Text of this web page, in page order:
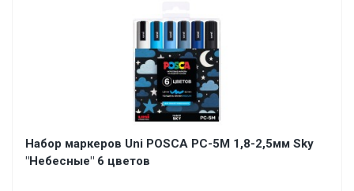
Набор маркеров Uni POSCA PC-5M 1,8-2,5мм Sky
"Небесные" 6 цветов